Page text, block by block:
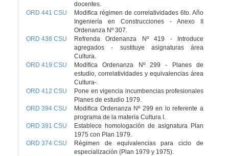
docentes.
ORD 441 CSU
Modifica régimen de correlatividades 6to. Año
Ingeniería en Construcciones - Anexo II
Ordenanza Nº 307.
ORD 438 CSU
Refrenda Ordenanza Nº 419 - Introduce
agregados - sustituye asignaturas área
Cultura.
ORD 419 CSU
Modifica Ordenanza Nº 299 - Planes de
estudio, correlatividades y equivalencias área
Cultura-.
ORD 412 CSU
Pone en vigencia incumbencias profesionales
Planes de estudio 1979.
ORD 394 CSU
Modifica Ordenanza Nº 299 en lo referente a
programa de la materia Cultura I.
ORD 391 CSU
Establece homologación de asignatura Plan
1975 con Plan 1979.
ORD 374 CSU
Régimen de equivalencias para ciclo de
especialización (Plan 1979 y 1975).